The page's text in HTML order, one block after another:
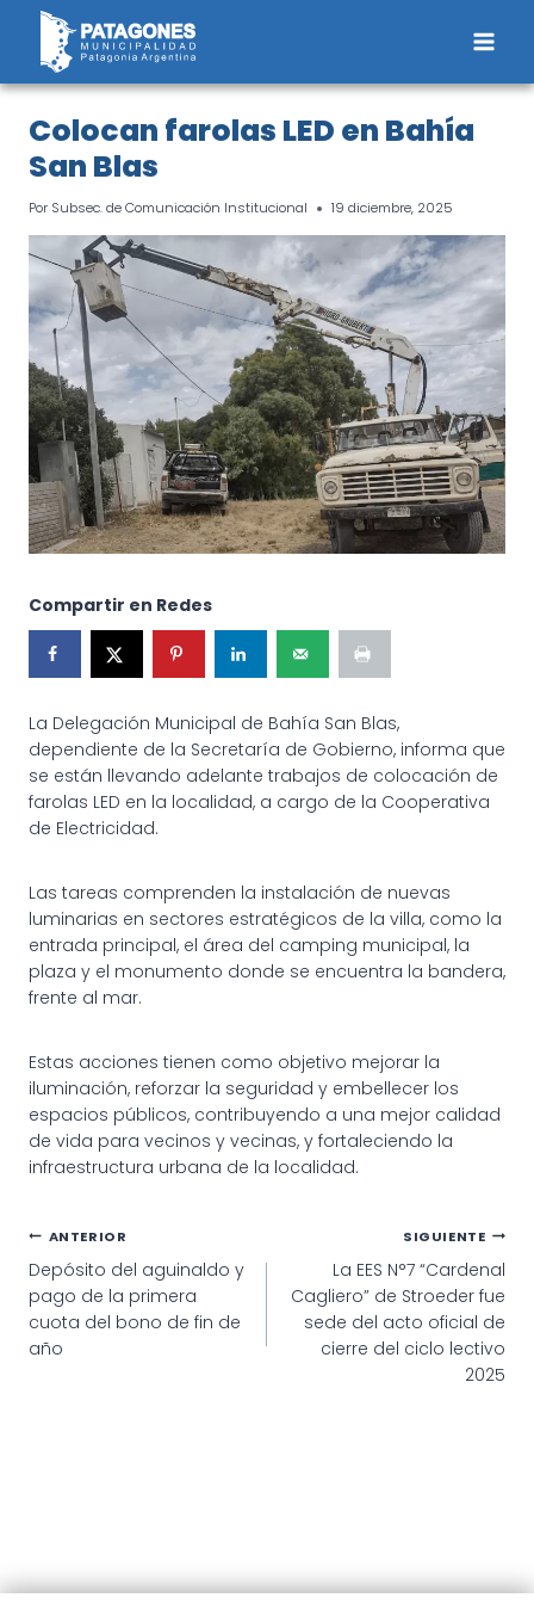
Saltar
contenido
Colocan farolas LED en Bahía
San Blas
Por Subsec. de Comunicación Institucional 19 diciembre, 2025
Compartir en Redes
La Delegación Municipal de Bahía San Blas,
dependiente de la Secretaría de Gobierno, informa que
se están llevando adelante trabajos de colocación de
farolas LED en la localidad, a cargo de la Cooperativa
de Electricidad.
Las tareas comprenden la instalación de nuevas
luminarias en sectores estratégicos de la villa, como la
entrada principal, el área del camping municipal, la
plaza y el monumento donde se encuentra la bandera,
frente al mar.
Estas acciones tienen como objetivo mejorar la
iluminación, reforzar la seguridad y embellecer los
espacios públicos, contribuyendo a una mejor calidad
de vida para vecinos y vecinas, y fortaleciendo la
infraestructura urbana de la localidad.
Navegación
de
entradas
ANTERIOR
Depósito del aguinaldo y
pago de la primera
cuota del bono de fin de
año
SIGUIENTE
La EES N°7 “Cardenal
Cagliero” de Stroeder fue
sede del acto oficial de
cierre del ciclo lectivo
2025